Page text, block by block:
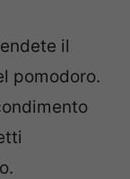
il
pomodoro.